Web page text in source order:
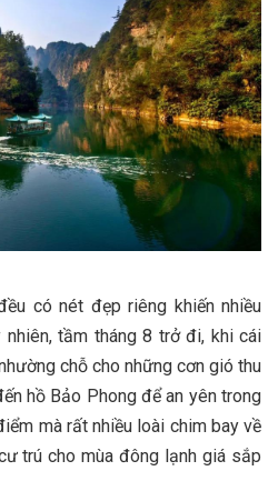
có nét đẹp riêng khiến nhiều
nhiên, tầm tháng 8 trở đi, khi cái
chỗ cho những cơn gió thu
hồ Bảo Phong để an yên trong
mà rất nhiều loài chim bay về
trú cho mùa đông lạnh giá sắp